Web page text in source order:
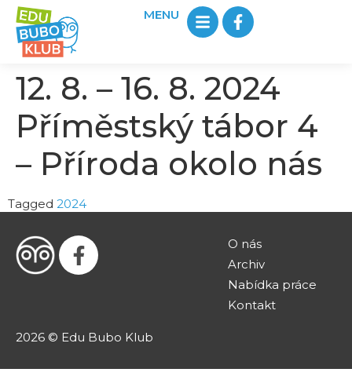
MENU
12. 8. – 16. 8. 2024
Příměstský tábor 4
– Příroda okolo nás
Tagged 2024
O nás
Archiv
Nabídka práce
Kontakt
2026 © Edu Bubo Klub